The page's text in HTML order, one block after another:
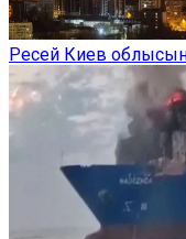
Ресей Киев